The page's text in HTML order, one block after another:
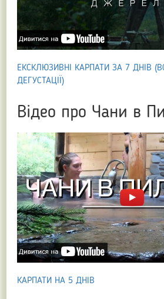
ЕКСКЛЮЗИВНІ КАРПАТИ ЗА 7 ДНІВ
ДЕГУСТАЦІЇ)
Відео про Чани в
КАРПАТИ НА 5 ДНІВ